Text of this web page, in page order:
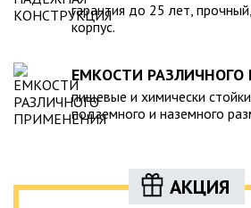
гарантия до 25 лет,
корпус.
ЕМКОСТИ РАЗЛИЧНОГО
пищевые и химически
подземного и наземного
АКЦИЯ